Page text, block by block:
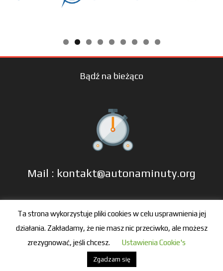
Bądź na bieżąco
Mail : kontakt@autonaminuty.org
tel: +48 606 666 993
© 2016-2021 by autonaminuty.org
Ta strona wykorzystuje pliki cookies w celu usprawnienia jej
działania. Zakładamy, że nie masz nic przeciwko, ale możesz
zrezygnować, jeśli chcesz.
Ustawienia Cookie's
Zgadzam się